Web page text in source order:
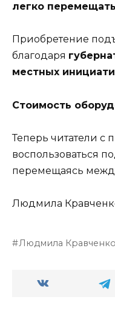
легко
Приобретение
благодаря
местных
Стоимость
Теперь читатели с
воспользоваться
перемещаясь
Людмила
Людмила Кравченко